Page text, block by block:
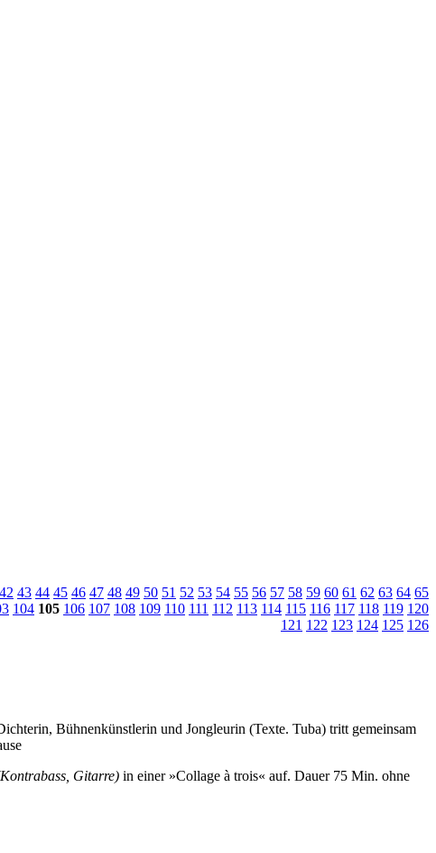
42 43 44 45 46 47 48 49 50 51 52 53 54 55 56 57 58 59 60 61 62 63 64 65
104 105 106 107 108 109 110 111 112 113 114 115 116 117 118 119 120
121 122 123 124 125 126
Bühnenkünstlerin und Jongleurin (Texte. Tuba) tritt gemeinsam
Gitarre) in einer »Collage à trois« auf. Dauer 75 Min. ohne